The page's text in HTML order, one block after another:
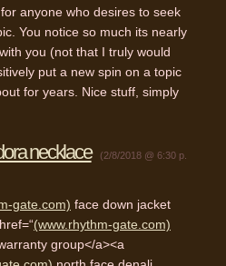
anyone who desires to seek
You notice so much its nearly
you (not that I truly would
put a new spin on a topic
for years. Nice stuff, simply
necklace
(2/8/2018 @ 6:30 p.
gate.com) face down jacket
(www.rhythm-gate.com)
group</a><a